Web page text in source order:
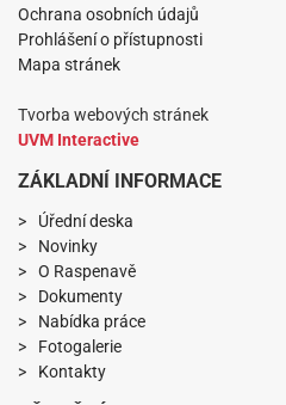
Ochrana osobních údajů
Prohlášení o přístupnosti
Mapa stránek
Tvorba webových stránek
UVM Interactive
ZÁKLADNÍ INFORMACE
Úřední deska
Novinky
O Raspenavě
Dokumenty
Nabídka práce
Fotogalerie
Kontakty